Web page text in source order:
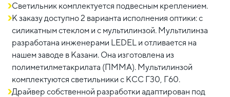
Светильник комплектуется подвесным креплением.
К заказу доступно 2 варианта исполнения оптики: с
силикатным стеклом и с мультилинзой. Мультилинза
разработана инженерами LEDEL и отливается на
нашем заводе в Казани. Она изготовлена из
полиметилметакрилата (ПММА). Мультилинзой
комплектуются светильники с КСС Г30, Г60.
Драйвер собственной разработки адаптирован под